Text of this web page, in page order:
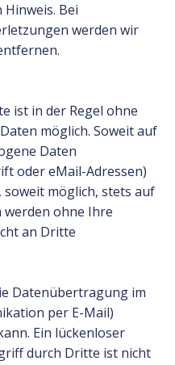
Bei
werden wir
ist in der Regel ohne
möglich. Soweit auf
Daten
oder eMail-Adressen)
möglich, stets auf
werden ohne Ihre
an Dritte
Datenübertragung im
per E-Mail)
Ein lückenloser
durch Dritte ist nicht